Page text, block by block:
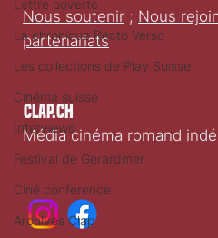
Lettre ouverte
La chronique Recto Verso
Les collections de Play Suisse
Cinéma suisse
Interviews
Festival de Gérardmer
Ciné conférence
Archives Clap
Clap.ch
Média cinéma romand
Nous soutenir ; Nous
partenariats